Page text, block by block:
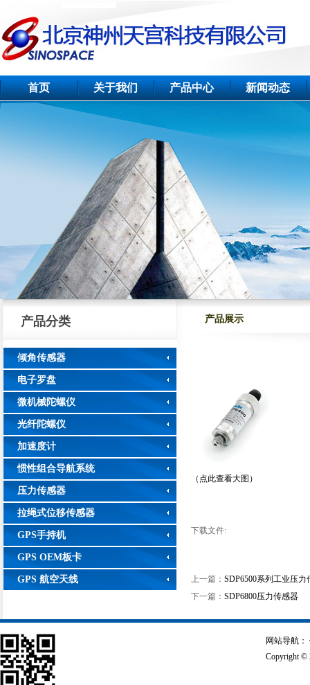
首页 关于我们 产品中心 新闻动态
产品分类
倾角传感器
电子罗盘
微机械陀螺仪
光纤陀螺仪
加速度计
惯性组合导航系统
压力传感器
拉绳式位移传感器
GPS手持机
GPS OEM板卡
GPS 航空天线
产品展示
（点此查看大图）
下载文件:
上一篇： SDP6500系列工业压力
下一篇： SDP6800压力传感器
网站导航：
Copyright ©